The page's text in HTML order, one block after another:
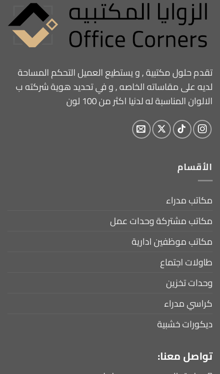
تقدم حلول مكتبية , و يستطيع العميل التحكم المساحة
لديه على مقاساته الخاصه , و في تحديد هوية شركته ب
الالوان المناسبة له لدنيا اكثر من 100 لون
الأقسام
مكاتب مدراء
مكاتب مشتركة وحدات عمل
مكاتب موظفين ادارية
طاولات اجتماع
وحدات تخزين
كراسي مدراء
ديكورات خشبية
تواصل معنا: